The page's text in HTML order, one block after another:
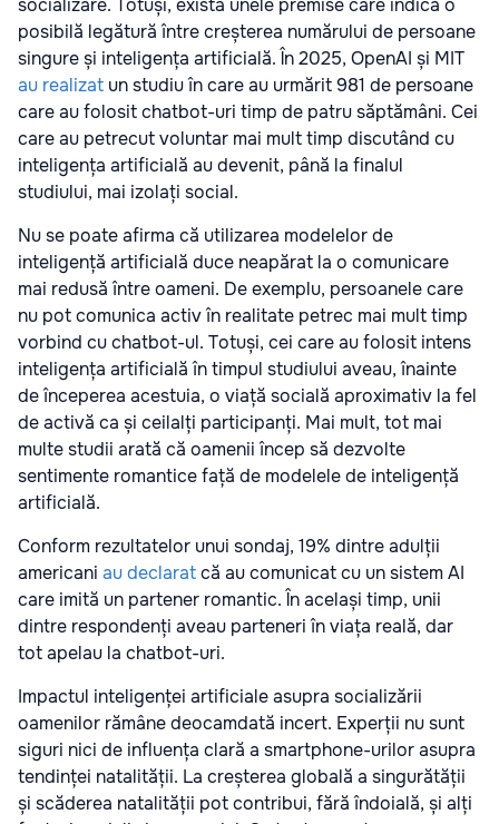
socializare. Totuși, există unele premise care indică o
posibilă legătură între creșterea numărului de persoane
singure și inteligența artificială. În 2025, OpenAI și MIT
au realizat un studiu în care au urmărit 981 de persoane
care au folosit chatbot-uri timp de patru săptămâni. Cei
care au petrecut voluntar mai mult timp discutând cu
inteligența artificială au devenit, până la finalul
studiului, mai izolați social.
Nu se poate afirma că utilizarea modelelor de
inteligență artificială duce neapărat la o comunicare
mai redusă între oameni. De exemplu, persoanele care
nu pot comunica activ în realitate petrec mai mult timp
vorbind cu chatbot-ul. Totuși, cei care au folosit intens
inteligența artificială în timpul studiului aveau, înainte
de începerea acestuia, o viață socială aproximativ la fel
de activă ca și ceilalți participanți. Mai mult, tot mai
multe studii arată că oamenii încep să dezvolte
sentimente romantice față de modelele de inteligență
artificială.
Conform rezultatelor unui sondaj, 19% dintre adulții
americani au declaratcă au comunicat cu un sistem AI
care imită un partener romantic. În același timp, unii
dintre respondenți aveau parteneri în viața reală, dar
tot apelau la chatbot-uri.
Impactul inteligenței artificiale asupra socializării
oamenilor rămâne deocamdată incert. Experții nu sunt
siguri nici de influența clară a smartphone-urilor asupra
tendinței natalității. La creșterea globală a singurătății
și scăderea natalității pot contribui, fără îndoială, și alți